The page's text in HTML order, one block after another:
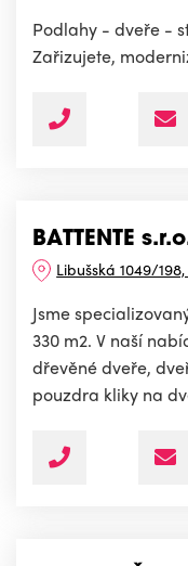
Podlahy - dveře -
Zařizujete,
BATTENTE
Libušská 1049/
Jsme
330 m2. V naší
dřevěné dveře,
pouzdra kliky na